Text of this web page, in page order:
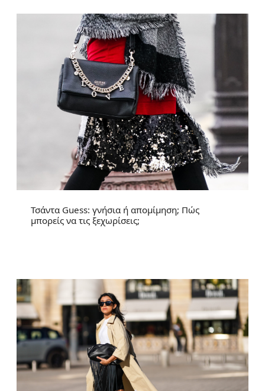
Τσάντα Guess: γνήσια ή απομίμηση; Πώς
μπορείς να τις ξεχωρίσεις;